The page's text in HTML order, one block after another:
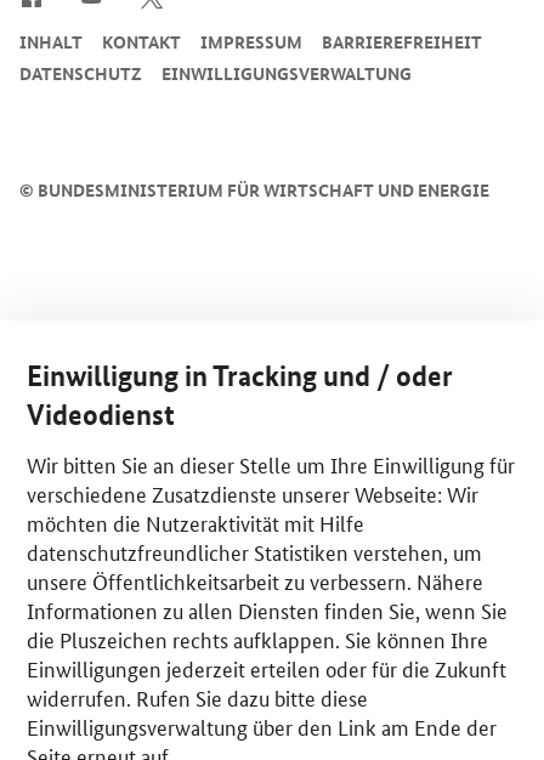
© BUNDESMINISTERIUM FÜR WIRTSCHAFT UND ENERGIE
INHALT KONTAKT IMPRESSUM
BARRIEREFREIHEIT
DATENSCHUTZ
EINWILLIGUNGSVERWALTUNG
Einwilligung in Tracking und / oder
Videodienst
Wir bitten Sie an dieser Stelle um Ihre Einwilligung für
verschiedene Zusatzdienste unserer Webseite: Wir
möchten die Nutzeraktivität mit Hilfe
datenschutzfreundlicher Statistiken verstehen, um
unsere Öffentlichkeitsarbeit zu verbessern. Nähere
Informationen zu allen Diensten finden Sie, wenn Sie
die Pluszeichen rechts aufklappen. Sie können Ihre
Einwilligungen jederzeit erteilen oder für die Zukunft
widerrufen. Rufen Sie dazu bitte diese
Einwilligungsverwaltung über den Link am Ende der